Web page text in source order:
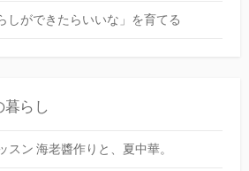
しができたらいいな」を育てる
暮らし
スン 海老醬作りと、夏中華。